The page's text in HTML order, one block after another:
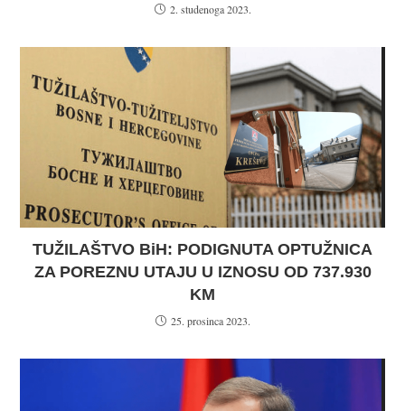
2. studenoga 2023.
TUŽILAŠTVO BiH: PODIGNUTA OPTUŽNICA
ZA POREZNU UTAJU U IZNOSU OD 737.930
KM
25. prosinca 2023.